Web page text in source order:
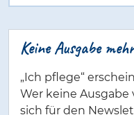
Keine Ausgabe
„Ich pflege“
Wer keine Ausgabe
sich für den